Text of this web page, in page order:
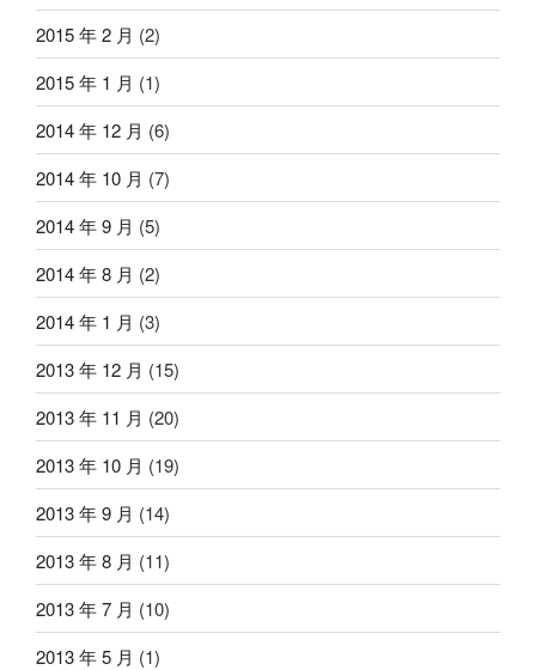
2015 年 2 月 (2)
2015 年 1 月 (1)
2014 年 12 月 (6)
2014 年 10 月 (7)
2014 年 9 月 (5)
2014 年 8 月 (2)
2014 年 1 月 (3)
2013 年 12 月 (15)
2013 年 11 月 (20)
2013 年 10 月 (19)
2013 年 9 月 (14)
2013 年 8 月 (11)
2013 年 7 月 (10)
2013 年 5 月 (1)